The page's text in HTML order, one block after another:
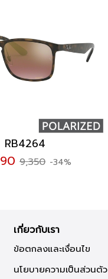
RB4264
9,350 -34%
เกี่ยวกับเรา
ข้อตกลงและเงื่อนไข
นโยบายความเป็นส่วนตัว